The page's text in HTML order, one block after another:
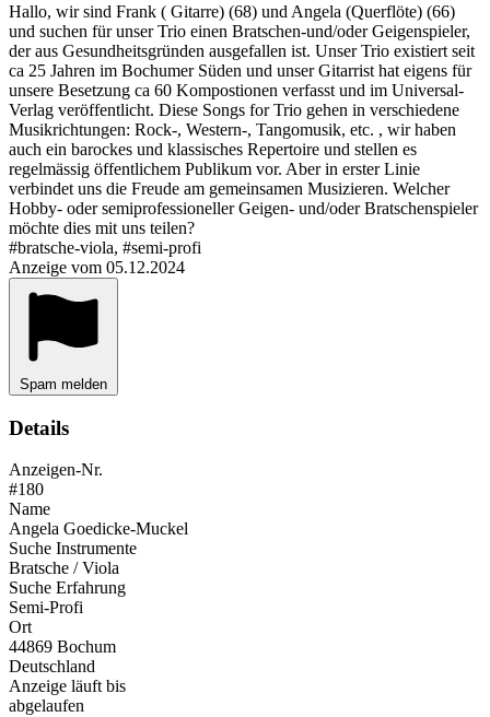
Hallo, wir sind Frank ( Gitarre) (68) und Angela (Querflöte) (66)
und suchen für unser Trio einen Bratschen-und/oder Geigenspieler,
der aus Gesundheitsgründen ausgefallen ist. Unser Trio existiert seit
ca 25 Jahren im Bochumer Süden und unser Gitarrist hat eigens für
unsere Besetzung ca 60 Kompostionen verfasst und im Universal-
Verlag veröffentlicht. Diese Songs for Trio gehen in verschiedene
Musikrichtungen: Rock-, Western-, Tangomusik, etc. , wir haben
auch ein barockes und klassisches Repertoire und stellen es
regelmässig öffentlichem Publikum vor. Aber in erster Linie
verbindet uns die Freude am gemeinsamen Musizieren. Welcher
Hobby- oder semiprofessioneller Geigen- und/oder Bratschenspieler
möchte dies mit uns teilen?
#bratsche-viola, #semi-profi
Anzeige vom 05.12.2024
Spam melden
Details
Anzeigen-Nr.
#180
Name
Angela Goedicke-Muckel
Suche Instrumente
Bratsche / Viola
Suche Erfahrung
Semi-Profi
Ort
44869 Bochum
Deutschland
Anzeige läuft bis
abgelaufen